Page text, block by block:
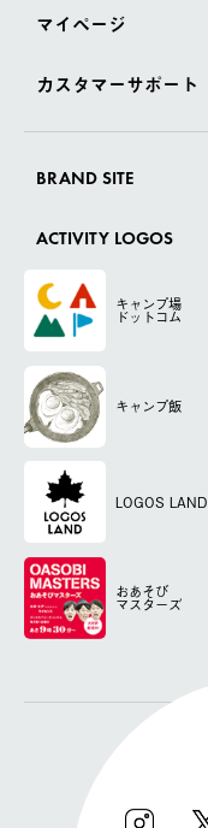
マイページ
カスタマーサポート
BRAND SITE
ACTIVITY LOGOS
キャンプ場
ドットコム
キャンプ飯
LOGOS LAND
おあそび
マスターズ